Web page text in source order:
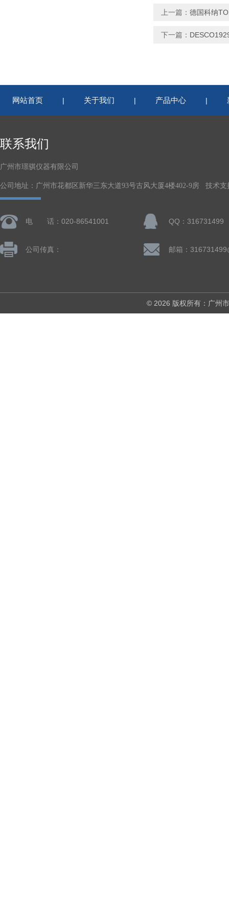
上一篇： 德国科纳
下一篇：
网站首页 | 关于我们 | 产品中心 |
联系我们
广州市璟骐仪器有限公司
公司地址：广州市花都区新华三东大道93号古风大厦4楼402-9房 技术支
电 话：020-86541001 QQ：316731499
公司传真： 邮箱：
© 2026 版权所有：广州